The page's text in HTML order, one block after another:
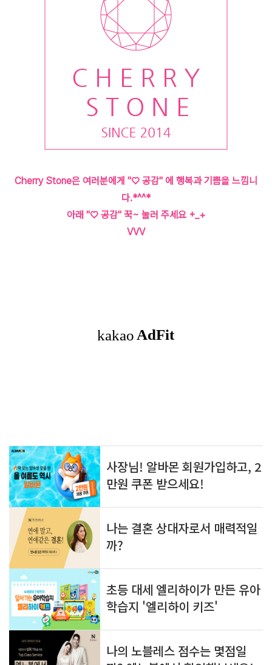
Cherry Stone은 여러분에게 "♡ 공감" 에 행복과 기쁨을 느낌니
다.*^^*
아래 "♡ 공감" 꾹~ 눌러 주세요 +_+
VVV